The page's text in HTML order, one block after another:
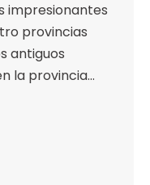
impresionantes
provincias
antiguos
la provincia…